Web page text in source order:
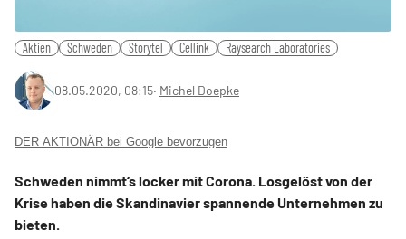
Aktien Schweden Storytel Cellink Raysearch Laboratories
08.05.2020, 08:15‧ Michel Doepke
DER AKTIONÄR bei Google bevorzugen
Schweden nimmt‘s locker mit Corona. Losgelöst von der
Krise haben die Skandinavier spannende Unternehmen zu
bieten.